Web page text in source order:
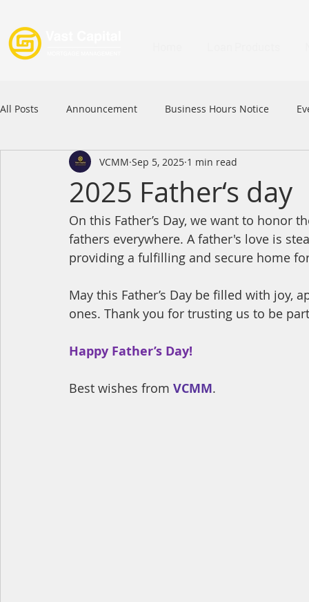
All Posts Announcement Business Hours Notice
Signature Product MFAA
Commercial Loan APFIA
2025 Father‘s day
VCMM Sep 5, 2025 1 min read
On this Father’s Day, we want to honor
fathers everywhere. A father's love is
providing a fulfilling and secure home
May this Father’s Day be filled with
ones. Thank you for trusting us to be
Happy Father’s Day!
Best wishes from VCMM.